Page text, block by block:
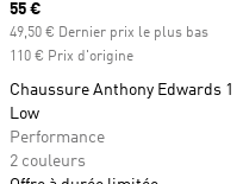
Prix actuel
55 €
49,50 € Dernier prix le plus bas
110 € Prix d'origine
Chaussure Anthony Edwards 1
Low
Performance
2 couleurs